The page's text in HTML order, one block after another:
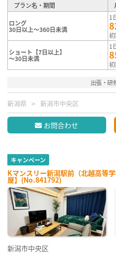
プラン名・期間
ロング
30日以上～360日未満
1
ショート【7日以上】
～30日未満
1
出張・研
新潟県 新潟市中央区
お問合わせ
キャンペーン
Kマンスリー新潟駅前（北越高等
屋】(No.841792)
新潟市中央区